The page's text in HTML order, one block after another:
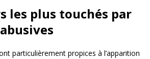
les plus touchés par
particulièrement propices à l’apparition